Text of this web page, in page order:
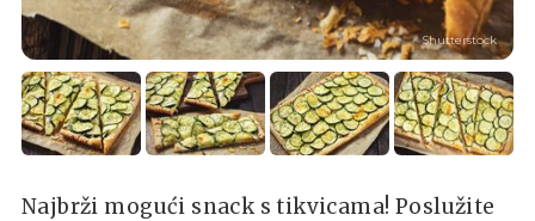
Shutterstock
Najbrži mogući snack s tikvicama! Poslužite